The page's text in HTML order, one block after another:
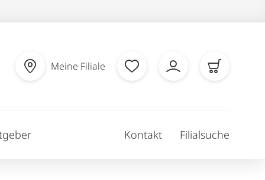
Meine Filiale
Kontakt Filialsuche